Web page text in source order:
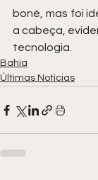
boné, mas foi
a cabeça,
tecnologia.
Bahia
Últimas Notícias